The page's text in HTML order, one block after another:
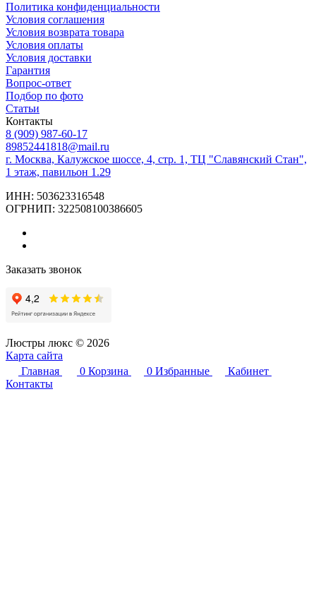
Политика конфиденциальности
Условия соглашения
Условия возврата товара
Условия оплаты
Условия доставки
Гарантия
Вопрос-ответ
Подбор по фото
Статьи
Контакты
8 (909) 987-60-17
89852441818@mail.ru
г. Москва, Калужское шоссе, 4, стр. 1, ТЦ "Славянский Стан",
1 этаж, павильон 1.29
ИНН: 503623316548
ОГРНИП: 322508100386605
Заказать звонок
Люстры люкс © 2026
Карта сайта
Главная
0 Корзина 0 Избранные
Кабинет
Контакты